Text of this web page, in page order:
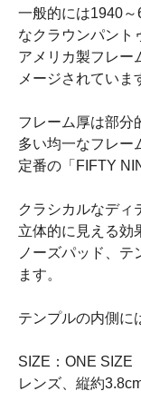
一般的には1940
なクラウンパント
アメリカ製フレー
メージされていま
フレーム厚は部分
多い均一なフレー
定番の「FIFTY
クラシカルなディ
立体的に見える効
ノーズパッド、テ
ます。
テンプルの内側に
SIZE：ONE SIZE
レンズ、縦約